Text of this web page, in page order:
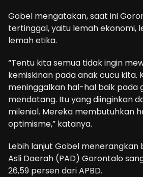
Gobel mengatakan, saat ini
tertinggal, yaitu lemah ekonomi,
lemah etika.
“Tentu kita semua tidak ingin
kemiskinan pada anak cucu kita.
meninggalkan hal-hal baik pada
mendatang. Itu yang diinginkan
milenial. Mereka membutuhkan
optimisme,” katanya.
Lebih lanjut Gobel
Asli Daerah (PAD) Gorontalo
26,59 persen dari APBD.